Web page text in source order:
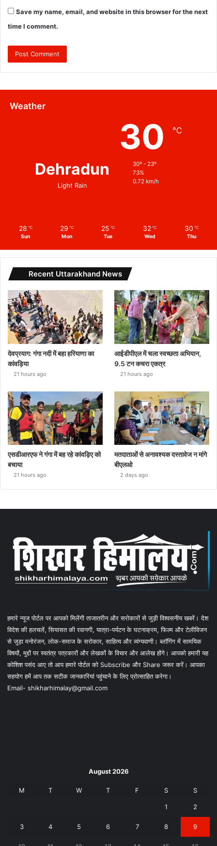
Save my name, email, and website in this browser for the next
time I comment.
Weather
Dehradun
Light Rain
30 ℃
30º - 23º
73%
0.72 km/h
28 ℃
Sun
29 ℃
Mon
25 ℃
Tue
32 ℃
Wed
30 ℃
Thu
Recent Uttarakhand News
देवप्रयाग: गंगा नदी में बहा हरियाणा का
कांवड़िया
21 hours ago
आईडीपीएल में चला स्वच्छता अभियान,
9.5 टन कचरा एकत्र
21 hours ago
एसडीआरएफ ने गंगा में बह रहे कांवड़िए को
बचाया
21 hours ago
मतदाताओं से अनावश्यक दस्तावेज न मांगे
बीएलओ
2 days ago
हमारे न्यूज पोर्टल पर आपको मिलेंगी ताजातरीन और सरोकारों से जुड़ी विश्वसनीय खबरें। देश
विदेश की हलचलें, सियासत की रवानगी, यात्रा-पर्यटन के घटनाक्रम, फिल्म और टेलीविजन
से जुड़ा मनोरंजन, लोक-समाज के सरोकार, साहित्य और व्यंग्यवाणी। ब्लॉगिंग में सामयिक
विषयों, मुद्दों पर स्वतंत्र पत्रकारों और लेखकों के विचार और आलेख होंगे। आपको हमारी यह
कोशिश पसंद आए तो आप हमारे पोर्टल को Subscribe और Share जरूर करें। आपका
सहयोग हमें आप तक सटीक जानकारियां पहुंचाने के लिए प्रोत्साहित करेगा।
Email- shikharhimalay@gmail.com
August 2026
M T W T F S S
1 2
3 4 5 6 7 8 9